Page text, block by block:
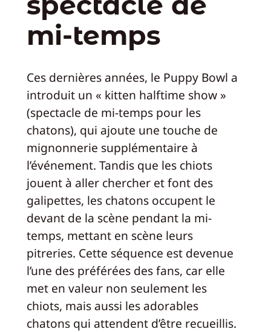
mi-temps
Ces dernières années, le Puppy Bowl a
introduit un « kitten halftime show »
(spectacle de mi-temps pour les
chatons), qui ajoute une touche de
mignonnerie supplémentaire à
l’événement. Tandis que les chiots
jouent à aller chercher et font des
galipettes, les chatons occupent le
devant de la scène pendant la mi-
temps, mettant en scène leurs
pitreries. Cette séquence est devenue
l’une des préférées des fans, car elle
met en valeur non seulement les
chiots, mais aussi les adorables
chatons qui attendent d’être recueillis.